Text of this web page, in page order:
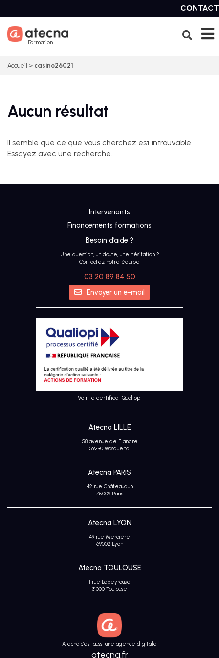
to
content
CONTACT
Formation
IA
UX &
DESIGN
THINKING
UI
Avis
Accueil > casino26021
Aucun résultat
Il semble que ce que vous cherchez est introuvable.
Essayez avec une recherche.
Intervenants
Financements formations
Besoin d’aide ?
Une question, un doute, une hésitation ?
Contactez notre équipe
03 20 89 84 50
Envoyer un e-mail
Voir le certificat Qualiopi
Atecna LILLE
58 avenue de Flandre
59290 Wasquehal
Atecna PARIS
42 rue Châteaudun
75009 Paris
Atecna LYON
49 rue Mercière
69002 Lyon
Atecna TOULOUSE
1 rue Lapeyrouse
31000 Toulouse
Atecna c’est aussi une agence digitale
atecna.fr